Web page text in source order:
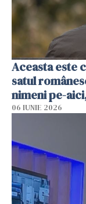
Aceasta este
satul
nimeni pe-
06 IUNIE 2026